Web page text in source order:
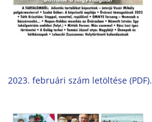
2023. februári szám letöltése (PDF).